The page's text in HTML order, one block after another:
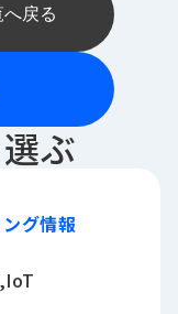
戻る
ぶ
グ情報